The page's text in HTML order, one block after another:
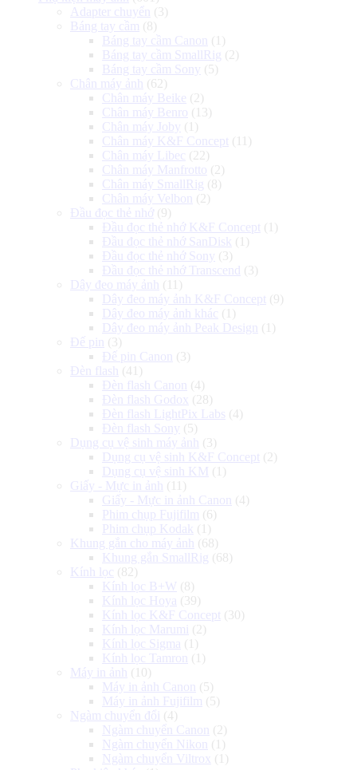
Adapter chuyển
(3)
Báng tay cầm (8)
Báng tay cầm Canon
(1)
Báng tay cầm SmallRig (2)
Báng tay cầm Sony (5)
Chân máy ảnh
(62)
Chân máy Beike (2)
Chân máy Benro (13)
Chân máy Joby (1)
Chân máy K&F Concept (11)
Chân máy Libec (22)
Chân máy Manfrotto (2)
Chân máy SmallRig (8)
Chân máy Velbon
(2)
Đầu đọc thẻ nhớ (9)
Đầu đọc thẻ nhớ K&F Concept (1)
Đầu đọc thẻ nhớ SanDisk (1)
Đầu đọc thẻ nhớ Sony (3)
Đầu đọc thẻ nhớ Transcend
(3)
Dây đeo máy ảnh
(11)
Dây đeo máy ảnh K&F Concept (9)
Dây đeo máy ảnh khác (1)
Dây đeo máy ảnh Peak Design
(1)
Đế pin
(3)
Đế pin Canon
(3)
Đèn flash
(41)
Đèn flash Canon
(4)
Đèn flash Godox (28)
Đèn flash LightPix Labs (4)
Đèn flash Sony (5)
Dụng cụ vệ sinh máy ảnh
(3)
Dụng cụ vệ sinh K&F Concept (2)
Dụng cụ vệ sinh KM (1)
Giấy - Mực in ảnh
(11)
Giấy - Mực in ảnh Canon
(4)
Phim chụp Fujifilm (6)
Phim chụp Kodak (1)
Khung gắn cho máy ảnh
(68)
Khung gắn SmallRig (68)
Kính lọc (82)
Kính lọc B+W (8)
Kính lọc Hoya (39)
Kính lọc K&F Concept (30)
Kính lọc Marumi (2)
Kính lọc Sigma (1)
Kính lọc Tamron
(1)
Máy in ảnh
(10)
Máy in ảnh Canon
(5)
Máy in ảnh Fujifilm (5)
Ngàm chuyển đổi (4)
Ngàm chuyển Canon
(2)
Ngàm chuyển Nikon
(1)
Ngàm chuyển Viltrox (1)